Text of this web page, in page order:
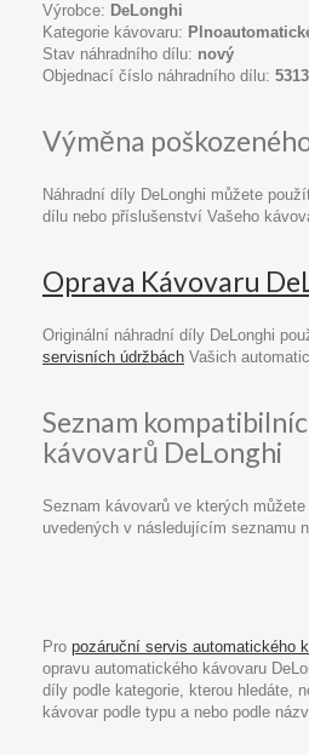
Výrobce: DeLonghi
Kategorie kávovaru:
Stav náhradního dílu: nový
Objednací číslo náhradního dílu:
Výměna
Náhradní díly DeLonghi můžete
dílu nebo příslušenství Vašeho
Oprava Kávovaru
Originální náhradní díly DeLonghi
servisních údržbách Vašich
Seznam
kávovarů DeLonghi
Seznam kávovarů ve kterých
uvedených v následujícím seznamu
Pro pozáruční servis automatického
opravu automatického kávovaru
díly podle kategorie, kterou hledáte,
kávovar podle typu a nebo podle